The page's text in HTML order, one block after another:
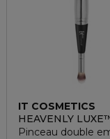
IT COSMETICS
HEAVENLY
Pinceau double